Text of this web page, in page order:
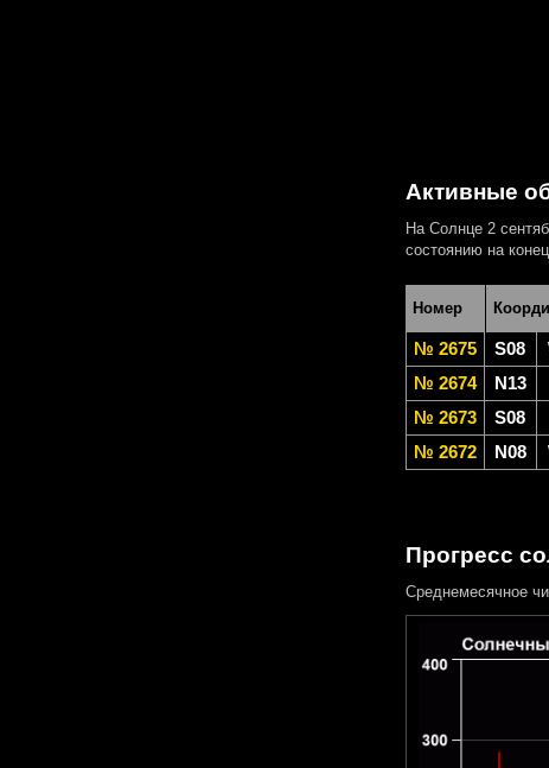
Активные
На Солнце 2
состоянию на
Номер
№ 2675 S08
№ 2674
N13
№ 2673
S08
№ 2672
N08
Прогресс
Среднемесячное